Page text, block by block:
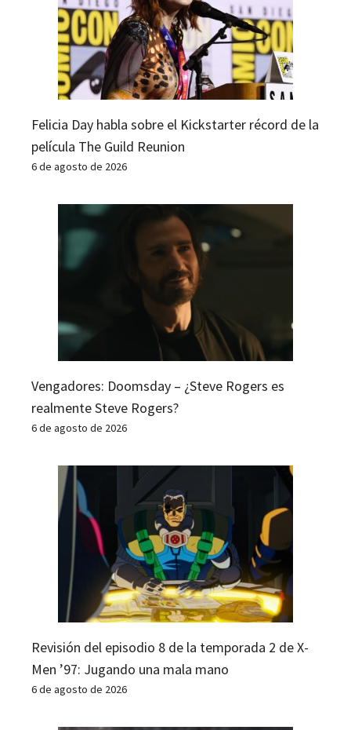
Felicia Day habla sobre el Kickstarter récord de la
película The Guild Reunion
6 de agosto de 2026
Vengadores: Doomsday – ¿Steve Rogers es
realmente Steve Rogers?
6 de agosto de 2026
Revisión del episodio 8 de la temporada 2 de X-
Men ’97: Jugando una mala mano
6 de agosto de 2026